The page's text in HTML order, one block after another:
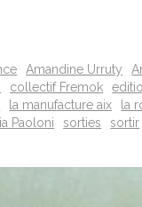
Amandine Urruty
collectif Fremok
la manufacture aix la
Paoloni sorties sortir